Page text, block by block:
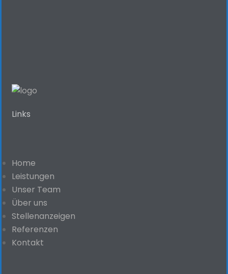
Links
Home
Leistungen
Unser Team
Über uns
Stellenanzeigen
Referenzen
Kontakt